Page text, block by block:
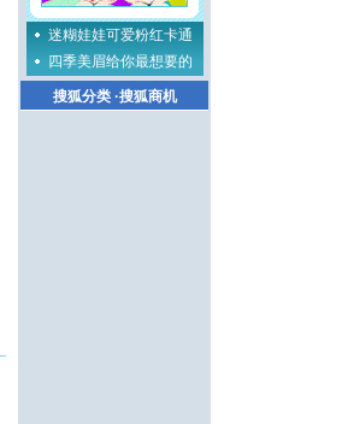
迷糊娃娃可爱粉红卡通
四季美眉给你最想要的
搜狐分类·搜狐商机